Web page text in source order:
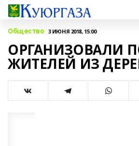
Общество 3 ИЮНЯ 2018, 15:00
ОРГАНИЗОВАЛИ
ЖИТЕЛЕЙ ИЗ